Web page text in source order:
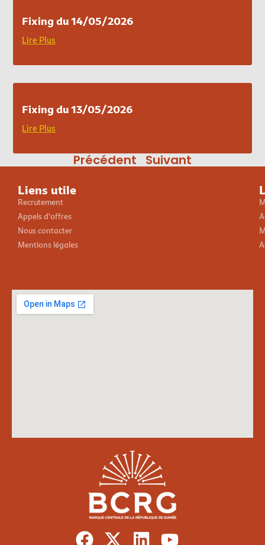
Fixing du 14/05/2026
Lire Plus
Fixing du 13/05/2026
Lire Plus
Précédent Suivant
Liens utile
Recrutement
Appels d'offres
Nous contacter
Mentions légales